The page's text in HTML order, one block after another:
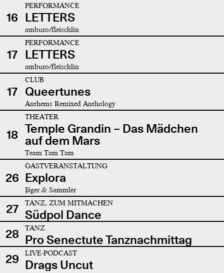
16
PERFORMANCE
LETTERS
amburo/fleischlin
17
PERFORMANCE
LETTERS
amburo/fleischlin
17
CLUB
Queertunes
Anthems Remixed Anthology
18
THEATER
Temple Grandin – Das Mädchen
auf dem Mars
Team Tam Tam
26
GASTVERANSTALTUNG
Explora
Jäger & Sammler
27 TANZ, ZUM MITMACHEN
Südpol Dance
28
TANZ
Pro Senectute Tanznachmittag
29
LIVE-PODCAST
Drags Uncut